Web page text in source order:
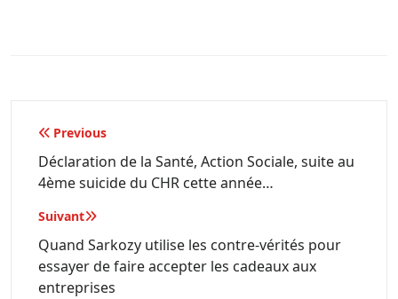
Navigation
de
l’article
Previous
Déclaration de la Santé, Action Sociale, suite au
4ème suicide du CHR cette année…
Suivant
Quand Sarkozy utilise les contre-vérités pour
essayer de faire accepter les cadeaux aux
entreprises